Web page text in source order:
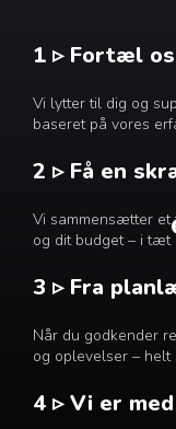
1 ▹ Fortæl
Vi lytter til dig og
baseret på vores
2 ▹ Få en
Vi sammensætter et
og dit budget – i
3 ▹ Fra
Når du godkender
og oplevelser – helt
4 ▹ Vi er